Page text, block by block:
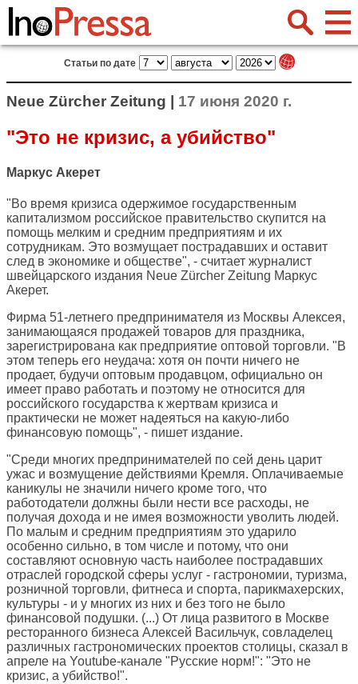
Статьи по дате
Neue Zürcher Zeitung | 17 июня 2020 г.
"Это не кризис, а убийство"
Маркус Акерет
"Во время кризиса одержимое государственным
капитализмом российское правительство скупится на
помощь мелким и средним предприятиям и их
сотрудникам. Это возмущает пострадавших и оставит
след в экономике и обществе", - считает журналист
швейцарского издания Neue Zürcher Zeitung Маркус
Акерет.
Фирма 51-летнего предпринимателя из Москвы Алексея,
занимающаяся продажей товаров для праздника,
зарегистрирована как предприятие оптовой торговли. "В
этом теперь его неудача: хотя он почти ничего не
продает, будучи оптовым продавцом, официально он
имеет право работать и поэтому не относится для
российского государства к жертвам кризиса и
практически не может надеяться на какую-либо
финансовую помощь", - пишет издание.
"Среди многих предпринимателей по сей день царит
ужас и возмущение действиями Кремля. Оплачиваемые
каникулы не значили ничего кроме того, что
работодатели должны были нести все расходы, не
получая дохода и не имея возможности уволить людей.
По малым и средним предприятиям это ударило
особенно сильно, в том числе и потому, что они
составляют основную часть наиболее пострадавших
отраслей городской сферы услуг - гастрономии, туризма,
розничной торговли, фитнеса и спорта, парикмахерских,
культуры - и у многих из них и без того не было
финансовой подушки. (...) От лица развитого в Москве
ресторанного бизнеса Алексей Васильчук, совладелец
различных гастрономических проектов столицы, сказал в
апреле на Youtube-канале "Русские норм!": "Это не
кризис, а убийство!".